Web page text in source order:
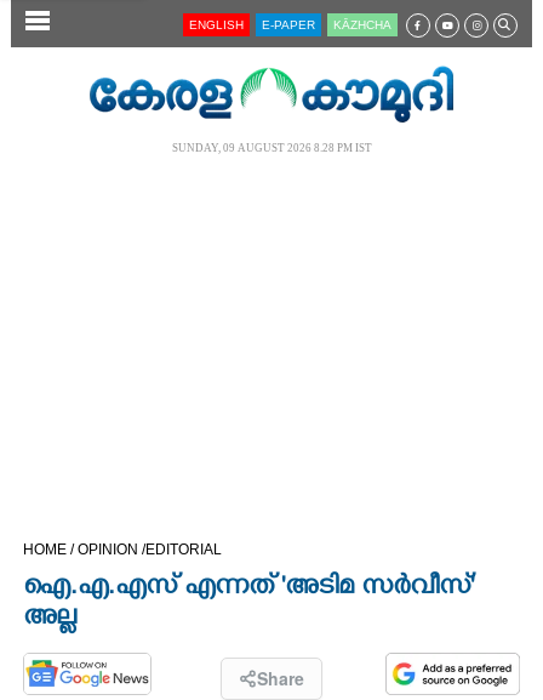
SECTIONS
OPINION
ENGLISH E-PAPER KĀZHCHA
SUNDAY, 09 AUGUST 2026 8.28 PM IST
HOME /OPINION /EDITORIAL
ഐ.എ.എസ് എന്നത് 'അടിമ സർവീസ്'
അല്ല
Share